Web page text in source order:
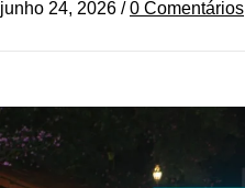
junho 24, 2026 / 0 Comentários